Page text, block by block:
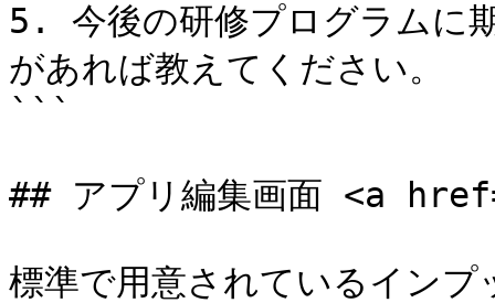
5. 今後の研修プログラムに
があれば教えてください。
```
## アプリ編集画面 <a
標準で用意されているインプ